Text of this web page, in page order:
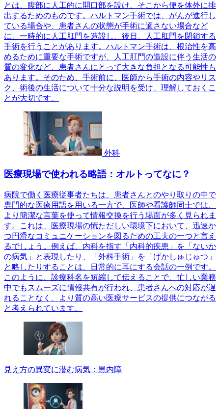
とは、腹部に人工的に開口部を設け、そこから便を体外に排
出するためのものです。ハルトマン手術では、がんが進行し
ている場合や、患者さんの状態が手術に適さない場合など
に、一時的に人工肛門を造設し、後日、人工肛門を閉鎖する
手術を行うことがあります。ハルトマン手術は、根治性を高
めるために重要な手術ですが、人工肛門の造設に伴う生活の
質の変化など、患者さんにとって大きな負担となる可能性も
あります。そのため、手術前に、医師から手術の内容やリス
ク、術後の生活について十分な説明を受け、理解しておくこ
とが大切です。
外科
医療現場で使われる略語：オルトってなに？
病院で働く医療従事者たちは、患者さんとのやり取りの中で
専門的な医療用語を用いる一方で、医師や看護師同士では、
より簡潔な言葉を使って情報交換を行う場面が多く見られま
す。これは、医療現場の慌ただしい環境下において、迅速か
つ円滑なコミュニケーションを図るための工夫の一つと言え
るでしょう。例えば、内科を指す「内科的疾患」を「ないか
の病気」と表現したり、「外科手術」を「げかしゅじゅつ」
と略したりすることは、日常的に耳にする会話の一例です。
このように、診療科名を短縮して伝えることで、忙しい業務
中でもスムーズに情報共有が行われ、患者さんへの対応が遅
れることなく、より質の高い医療サービスの提供につながる
と考えられています。
見え方の異変に潜む病気：黒内障